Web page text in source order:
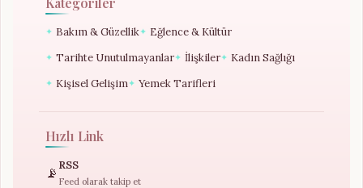
✦ Bakım & Güzellik✦ Eğlence & Kültür
✦ Tarihte Unutulmayanlar✦ İlişkiler✦ Kadın Sağlığı
✦ Kişisel Gelişim✦ Yemek Tarifleri
Hızlı Link
📡 RSS
Feed olarak takip et